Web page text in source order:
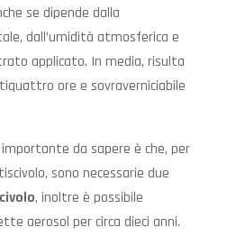
se dipende dalla
dall’umidità atmosferica e
applicato. In media, risulta
ore e sovraverniciabile
da sapere è che, per
sono necessarie due
, inoltre è possibile
aerosol per circa dieci anni.